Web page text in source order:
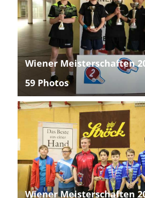
Wiener Meisterschaften
59 Photos
Wiener Meisterschaften